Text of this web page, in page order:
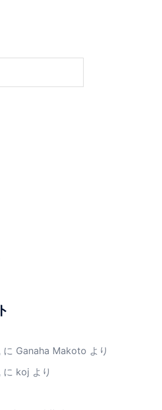
に Ganaha Makoto より
に koj より